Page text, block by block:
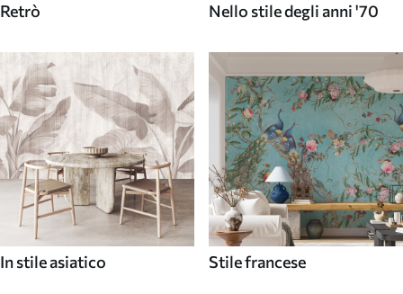
Retrò Nello stile degli anni '70
In stile asiatico Stile francese